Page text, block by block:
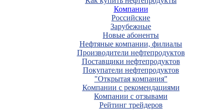
Компании
Российские
Зарубежные
Новые абоненты
Нефтяные компании, филиалы
Производители нефтепродуктов
Поставщики нефтепродуктов
Покупатели нефтепродуктов
"Открытая компания"
Компании с рекомендациями
Компании с отзывами
Рейтинг трейдеров